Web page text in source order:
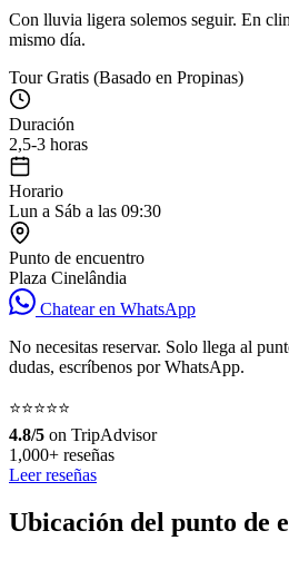
Con lluvia ligera solemos seguir. En
mismo día.
Tour Gratis (Basado en Propinas)
Duración
2,5-3 horas
Horario
Lun a Sáb a las 09:30
Punto de encuentro
Plaza Cinelândia
Chatear en WhatsApp
No necesitas reservar. Solo llega al
dudas, escríbenos por WhatsApp.
⭐⭐⭐⭐⭐
4.8/5 on TripAdvisor
1,000+ reseñas
Leer reseñas
Ubicación del punto de